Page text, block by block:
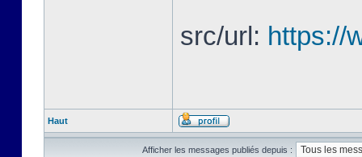
src/url: https://
Haut
Afficher les messages publiés depuis :